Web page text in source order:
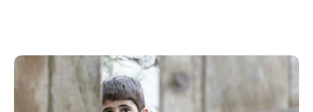
Política de Cookies
Acompanhe a Leiria Agenda